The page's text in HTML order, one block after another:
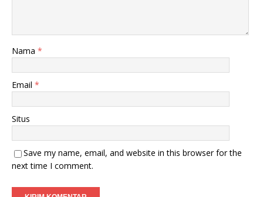
Nama *
Email *
Situs
Save my name, email, and website in this browser for the
next time I comment.